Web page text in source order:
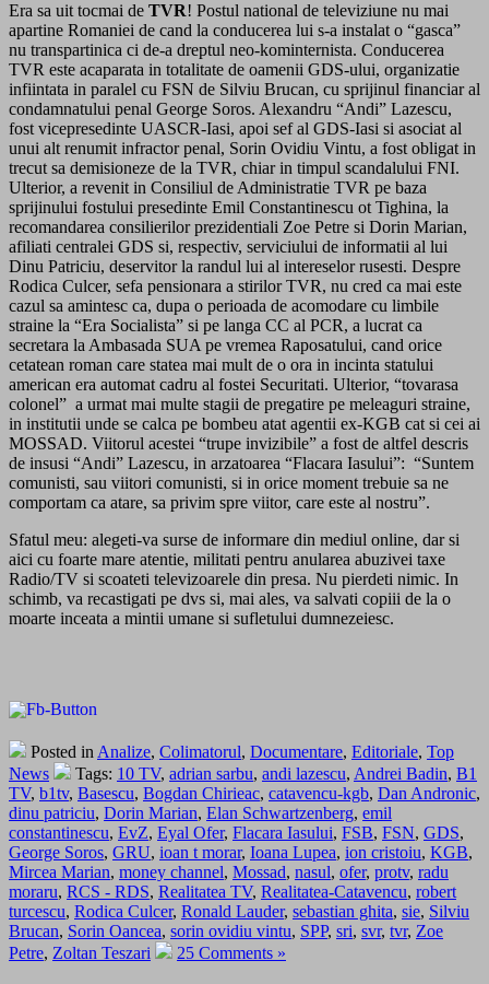
Era sa uit tocmai de TVR! Postul national de televiziune nu mai
apartine Romaniei de cand la conducerea lui s-a instalat o “gasca”
nu transpartinica ci de-a dreptul neo-kominternista. Conducerea
TVR este acaparata in totalitate de oamenii GDS-ului, organizatie
infiintata in paralel cu FSN de Silviu Brucan, cu sprijinul financiar al
condamnatului penal George Soros. Alexandru “Andi” Lazescu,
fost vicepresedinte UASCR-Iasi, apoi sef al GDS-Iasi si asociat al
unui alt renumit infractor penal, Sorin Ovidiu Vintu, a fost obligat in
trecut sa demisioneze de la TVR, chiar in timpul scandalului FNI.
Ulterior, a revenit in Consiliul de Administratie TVR pe baza
sprijinului fostului presedinte Emil Constantinescu ot Tighina, la
recomandarea consilierilor prezidentiali Zoe Petre si Dorin Marian,
afiliati centralei GDS si, respectiv, serviciului de informatii al lui
Dinu Patriciu, deservitor la randul lui al intereselor rusesti. Despre
Rodica Culcer, sefa pensionara a stirilor TVR, nu cred ca mai este
cazul sa amintesc ca, dupa o perioada de acomodare cu limbile
straine la “Era Socialista” si pe langa CC al PCR, a lucrat ca
secretara la Ambasada SUA pe vremea Raposatului, cand orice
cetatean roman care statea mai mult de o ora in incinta statului
american era automat cadru al fostei Securitati. Ulterior, “tovarasa
colonel” a urmat mai multe stagii de pregatire pe meleaguri straine,
in institutii unde se calca pe bombeu atat agentii ex-KGB cat si cei ai
MOSSAD. Viitorul acestei “trupe invizibile” a fost de altfel descris
de insusi “Andi” Lazescu, in arzatoarea “Flacara Iasului”: “Suntem
comunisti, sau viitori comunisti, si in orice moment trebuie sa ne
comportam ca atare, sa privim spre viitor, care este al nostru”.
Sfatul meu: alegeti-va surse de informare din mediul online, dar si
aici cu foarte mare atentie, militati pentru anularea abuzivei taxe
Radio/TV si scoateti televizoarele din presa. Nu pierdeti nimic. In
schimb, va recastigati pe dvs si, mai ales, va salvati copiii de la o
moarte inceata a mintii umane si sufletului dumnezeiesc.
Posted in Analize, Colimatorul, Documentare, Editoriale, Top
News
Tags: 10 TV, adrian sarbu, andi lazescu, Andrei Badin, B1
TV, b1tv, Basescu, Bogdan Chirieac, catavencu-kgb, Dan Andronic,
dinu patriciu, Dorin Marian, Elan Schwartzenberg, emil
constantinescu, EvZ, Eyal Ofer, Flacara Iasului, FSB, FSN, GDS,
George Soros, GRU, ioan t morar, Ioana Lupea, ion cristoiu, KGB,
Mircea Marian, money channel, Mossad, nasul, ofer, protv, radu
moraru, RCS - RDS, Realitatea TV, Realitatea-Catavencu, robert
turcescu, Rodica Culcer, Ronald Lauder, sebastian ghita, sie, Silviu
Brucan, Sorin Oancea, sorin ovidiu vintu, SPP, sri, svr, tvr, Zoe
Petre, Zoltan Teszari 25 Comments »